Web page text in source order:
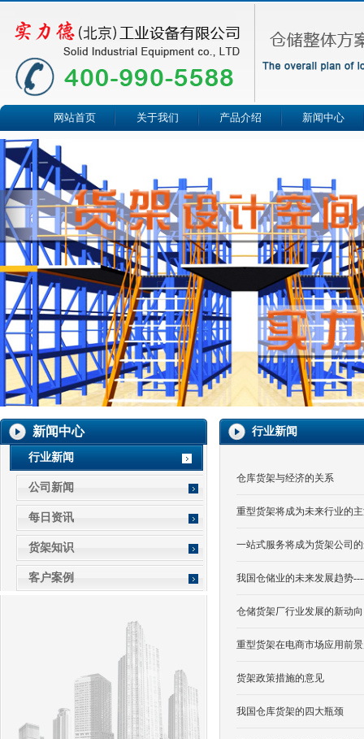
网站首页 关于我们 产品介绍 新闻中心
新闻中心
行业新闻
公司新闻
每日资讯
货架知识
客户案例
行业新闻
仓库货架与经济的关系
重型货架将成为未来行业的
一站式服务将成为货架公司
我国仓储业的未来发展趋势
仓储货架厂行业发展的新动向
重型货架在电商市场应用前
货架政策措施的意见
我国仓库货架的四大瓶颈